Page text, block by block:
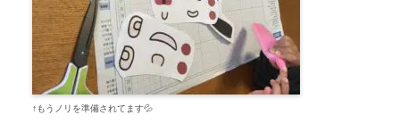
↑ もうノリを準備されてます💦